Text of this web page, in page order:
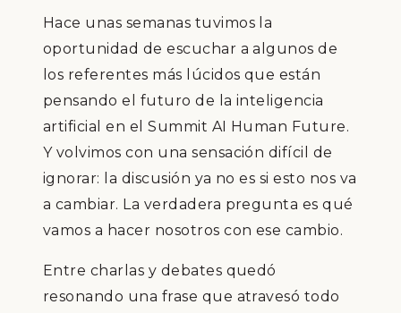
Hace unas semanas tuvimos la
oportunidad de escuchar a algunos de
los referentes más lúcidos que están
pensando el futuro de la inteligencia
artificial en el Summit AI Human Future.
Y volvimos con una sensación difícil de
ignorar: la discusión ya no es si esto nos va
a cambiar. La verdadera pregunta es qué
vamos a hacer nosotros con ese cambio.
Entre charlas y debates quedó
resonando una frase que atravesó todo